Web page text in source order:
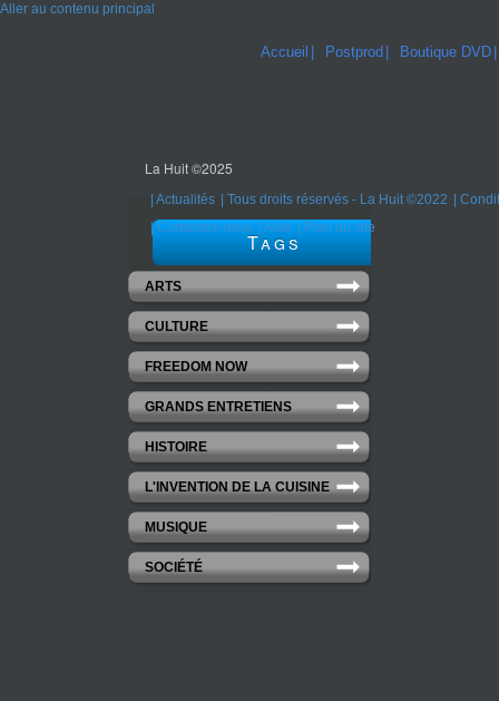
Aller au contenu principal
Accueil Postprod Boutique DVD
Tags
ARTS
CULTURE
FREEDOM NOW
GRANDS ENTRETIENS
HISTOIRE
L'INVENTION DE LA CUISINE
MUSIQUE
SOCIÉTÉ
La Huit ©2025
Actualités Tous droits réservés - La Huit ©2022
Contactez-nous
Aide Plan du site